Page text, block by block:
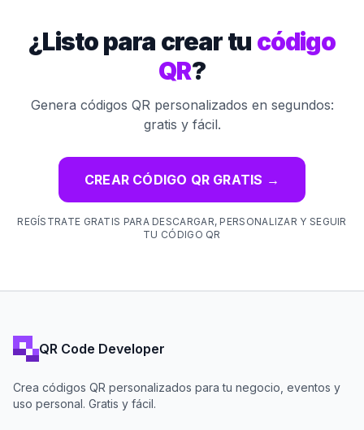
¿Listo para crear tu código
QR?
Genera códigos QR personalizados en segundos:
gratis y fácil.
CREAR CÓDIGO QR GRATIS →
REGÍSTRATE GRATIS PARA DESCARGAR, PERSONALIZAR Y SEGUIR
TU CÓDIGO QR
QR Code Developer
Crea códigos QR personalizados para tu negocio, eventos y
uso personal. Gratis y fácil.